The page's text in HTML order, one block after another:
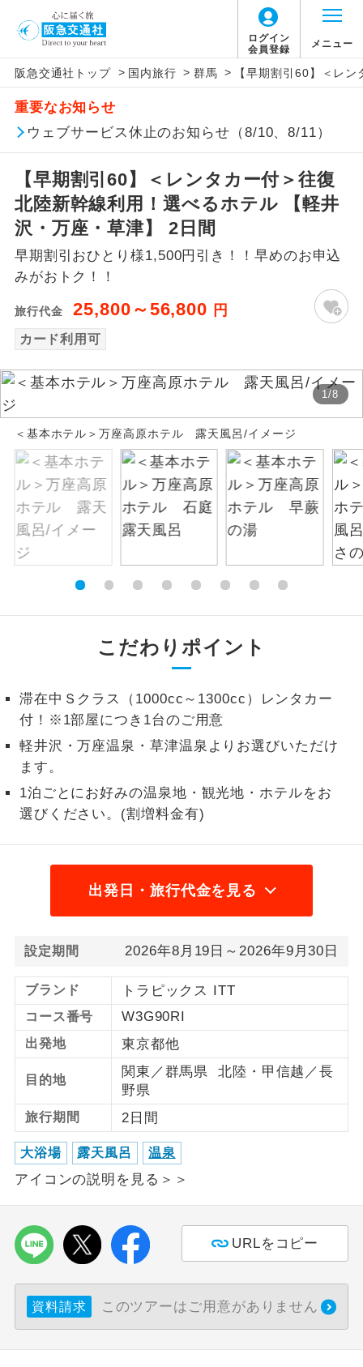
ログイン
会員登録
メニュー
阪急交通社トップ > 国内旅行 > 群馬 > 【早期割引60】＜レ
重要なお知らせ
ウェブサービス休止のお知らせ（8/10、8/11）
【早期割引60】＜レンタカー付＞往復
北陸新幹線利用！選べるホテル 【軽井
沢・万座・草津】 2日間
早期割引おひとり様1,500円引き！！早めのお申込
みがおトク！！
旅行代金 25,800～56,800 円
カード利用可
1/8
＜基本ホテル＞万座高原ホテル 露天風呂/イメージ
こだわりポイント
滞在中Ｓクラス（1000cc～1300cc）レンタカー
付！※1部屋につき1台のご用意
軽井沢・万座温泉・草津温泉よりお選びいただけ
ます。
1泊ごとにお好みの温泉地・観光地・ホテルをお
選びください。(割増料金有)
出発日・旅行代金を見る
設定期間 2026年8月19日～2026年9月30日
ブランド トラピックス ITT
コース番号 W3G90RI
出発地 東京都他
目的地
関東／群馬県 北陸・甲信越／長
野県
旅行期間 2日間
大浴場 露天風呂 温泉
アイコンの説明を見る＞＞
URLをコピー
資料請求 このツアーはご用意がありません
アイコン 説明
添乗員同行
往路出発空港（駅）から復路到着空港
（駅）まで同行します。
現地添乗員同
行
現地到着空港（駅）から最終日出発空港
（駅）まで添乗員が同行します。
バスガイド乗
務
バスガイドが乗務し、車内での観光案内
があります。
世界遺産
絶景 絶景スポットに立ち寄るコースです。
温泉 温泉地にも宿泊するコースです。
露天風呂
ご宿泊ホテルに露天風呂が付いていま
大浴場 ご宿泊ホテルに大浴場が付いています。
全食事付き
事の心配はいりません。（機内食を除
お部屋食
お部屋にてゆっくりとお召し上がりいた
だけます。
トラベルイヤ
ホン
周りの音を気にせず、ガイドさんの説明
をじっくり聞くことができます。
1名様催行
1名様から出発可能な個人型プランで
2名様催行
2名様から出発可能な個人型プランで
す。
加限定
1名様1室同代
1名様1室利用でも追加料金がかからない
ご夫婦限定
す。
女性限定
女性限定でご参加いただけるコースで
す。
年齢制限あり
ご参加にあたり年齢に制限があるコース
です。
航空会社指定
利用航空会社が指定なので、ご出発の計
画にとても便利です。
ホテル指定
ご紹介するホテルを指定したコースで
おひとり様バ
ス2席利用
おひとり様でバス席を2席利⽤できま
す。